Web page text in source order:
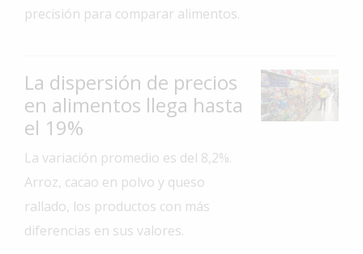
Interés
Ciudad
Deportes
y
Espectáculos
Policiales
precisión para comparar alimentos.
La dispersión de precios
en alimentos llega hasta
el 19%
La variación promedio es del 8,2%.
Arroz, cacao en polvo y queso
rallado, los productos con más
diferencias en sus valores.